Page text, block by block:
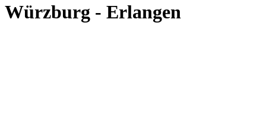
Würzburg - Erlangen